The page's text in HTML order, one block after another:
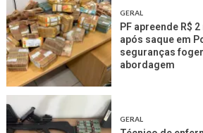
GERAL
PF apreende R$
após saque em
seguranças
abordagem
GERAL